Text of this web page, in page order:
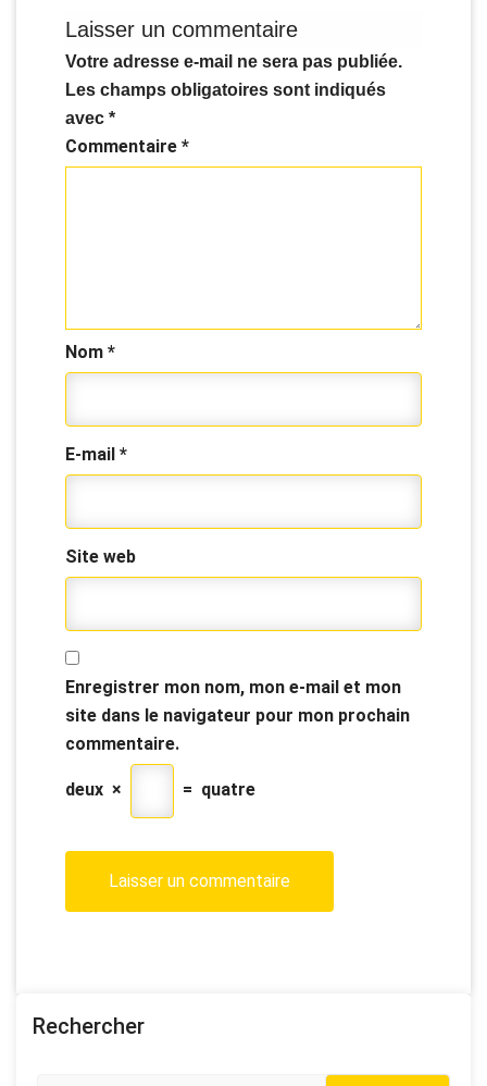
Laisser un commentaire
Votre adresse e-mail ne sera pas publiée.
Les champs obligatoires sont indiqués
avec *
Commentaire *
Nom *
E-mail *
Site web
Enregistrer mon nom, mon e-mail et mon
site dans le navigateur pour mon prochain
commentaire.
deux × = quatre
Rechercher